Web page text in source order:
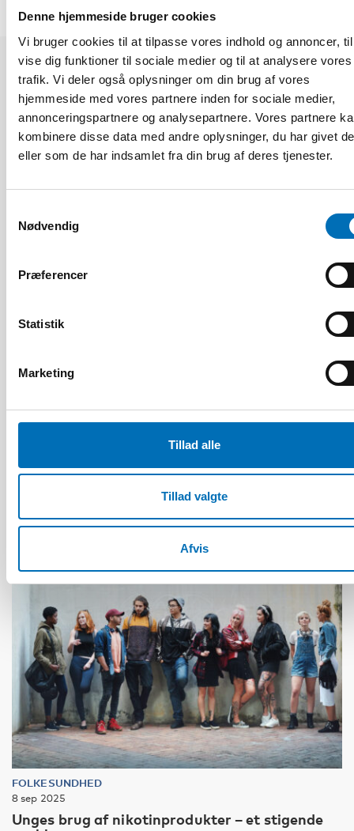
Denne hjemmeside bruger cookies
Vi bruger cookies til at tilpasse vores indhold og annoncer,
vise dig funktioner til sociale medier og til at analysere vores
trafik. Vi deler også oplysninger om din brug af vores
hjemmeside med vores partnere inden for sociale medier,
annonceringspartnere og analysepartnere. Vores partnere
kombinere disse data med andre oplysninger, du har givet
eller som de har indsamlet fra din brug af deres tjenester.
Nødvendig
Præferencer
Statistik
Marketing
Tillad alle
Tillad valgte
Afvis
Relaterede nyheder
HANDICAP
28 maj 2026
Unga med funktionsnedsättning efterlyser
FOLKESUNDHED
8 sep 2025
Unges brug af nikotinprodukter – et stigende